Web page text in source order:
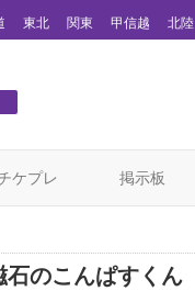
東北 関東 甲信越 北陸
ケプレ 掲示板
石のこんぱすくん